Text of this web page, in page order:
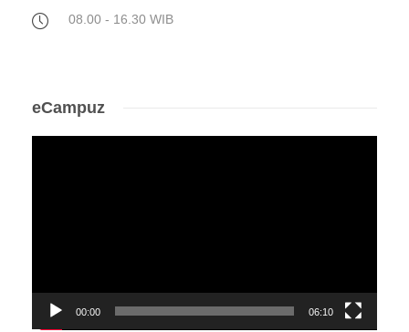
08.00 - 16.30 WIB
eCampuz
00:00 06:10